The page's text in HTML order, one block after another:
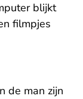
blijkt
filmpjes
de man zijn